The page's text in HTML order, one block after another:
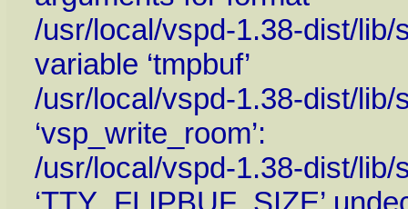
/usr/local/vspd-1.38-dist/
variable ‘tmpbuf’
/usr/local/vspd-1.38-dist/
‘vsp_write_room’:
/usr/local/vspd-1.38-dist/